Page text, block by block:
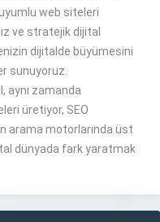
uyumlu web siteleri
ve stratejik dijital
dijitalde büyümesini
sunuyoruz.
aynı zamanda
üretiyor, SEO
arama motorlarında üst
dünyada fark yaratmak